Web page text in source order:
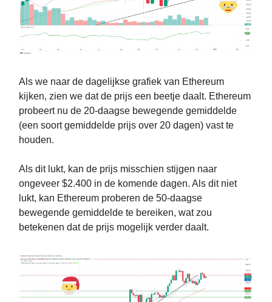
Als we naar de dagelijkse grafiek van Ethereum
kijken, zien we dat de prijs een beetje daalt. Ethereum
probeert nu de 20-daagse bewegende gemiddelde
(een soort gemiddelde prijs over 20 dagen) vast te
houden.
Als dit lukt, kan de prijs misschien stijgen naar
ongeveer $2.400 in de komende dagen. Als dit niet
lukt, kan Ethereum proberen de 50-daagse
bewegende gemiddelde te bereiken, wat zou
betekenen dat de prijs mogelijk verder daalt.